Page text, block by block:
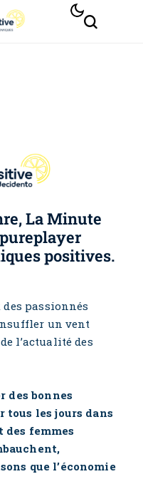
La Minute
positives.
passionnés
un vent
l’actualité des
des bonnes
tous les jours dans
des femmes
que l’économie